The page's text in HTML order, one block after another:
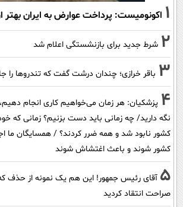
1 اکونومیست: پرداخت عوارض به ایران
2 شرط جدید برای بازنشستگی اعلام شد
3 باقر خرازی؛ چندان درشت گفت که تندروها را
4 پزشکیان: هر زمان می‌خواهیم کاری انجام
نگه دارید/ چه زمانی باید دست بزنیم؟ زمانی که
کشور نابود شد و همه ضرر کردند؟ / همسایگان ما
کشور شوند و باعث اغتشاش شوند
5 آقای رئیس جمهور! این هم یک نمونه از حذف
صراحت انتقاد کردید